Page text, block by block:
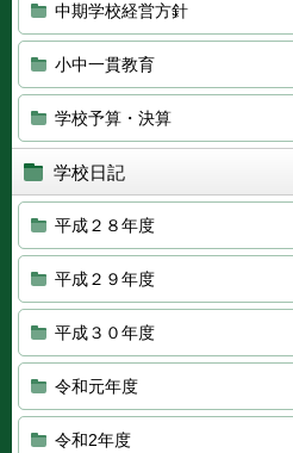
中期学校経営方針
小中一貫教育
学校予算・決算
学校日記
平成２８年度
平成２９年度
平成３０年度
令和元年度
令和2年度